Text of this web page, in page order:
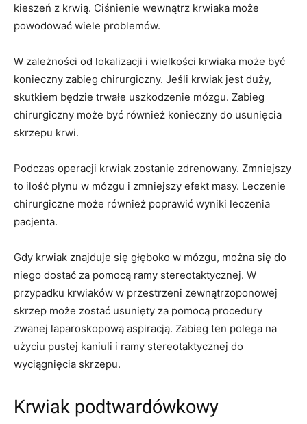
kieszeń z krwią. Ciśnienie wewnątrz krwiaka może
powodować wiele problemów.
W zależności od lokalizacji i wielkości krwiaka może być
konieczny zabieg chirurgiczny. Jeśli krwiak jest duży,
skutkiem będzie trwałe uszkodzenie mózgu. Zabieg
chirurgiczny może być również konieczny do usunięcia
skrzepu krwi.
Podczas operacji krwiak zostanie zdrenowany. Zmniejszy
to ilość płynu w mózgu i zmniejszy efekt masy. Leczenie
chirurgiczne może również poprawić wyniki leczenia
pacjenta.
Gdy krwiak znajduje się głęboko w mózgu, można się do
niego dostać za pomocą ramy stereotaktycznej. W
przypadku krwiaków w przestrzeni zewnątrzoponowej
skrzep może zostać usunięty za pomocą procedury
zwanej laparoskopową aspiracją. Zabieg ten polega na
użyciu pustej kaniuli i ramy stereotaktycznej do
wyciągnięcia skrzepu.
Krwiak podtwardówkowy